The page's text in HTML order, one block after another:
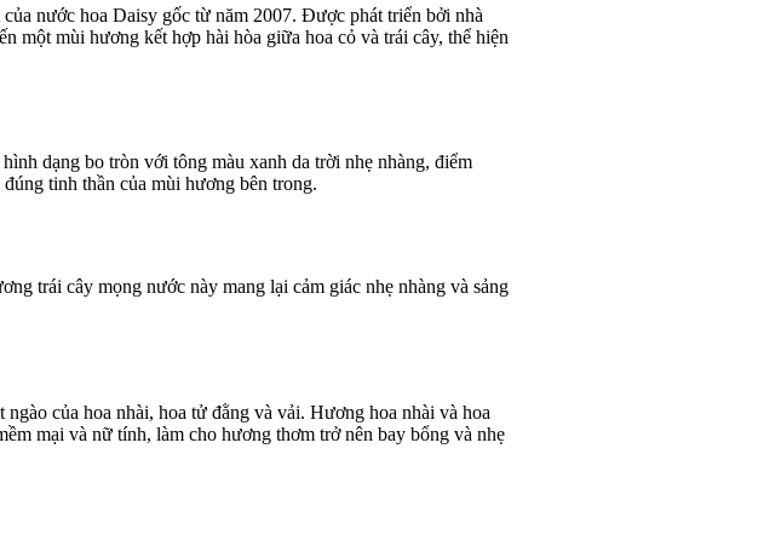
nước hoa Daisy gốc từ năm 2007. Được phát triển bởi nhà
một mùi hương kết hợp hài hòa giữa hoa cỏ và trái cây, thể hiện
dạng bo tròn với tông màu xanh da trời nhẹ nhàng, điểm
tinh thần của mùi hương bên trong.
trái cây mọng nước này mang lại cảm giác nhẹ nhàng và sảng
của hoa nhài, hoa tử đằng và vải. Hương hoa nhài và hoa
mại và nữ tính, làm cho hương thơm trở nên bay bổng và nhẹ